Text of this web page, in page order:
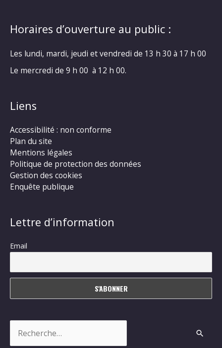
Horaires d’ouverture au public :
Les lundi, mardi, jeudi et vendredi de 13 h 30 à 17 h 00
Le mercredi de 9 h 00 à 12 h 00.
Liens
Accessibilité : non conforme
Plan du site
Mentions légales
Politique de protection des données
Gestion des cookies
Enquête publique
Lettre d’information
Email